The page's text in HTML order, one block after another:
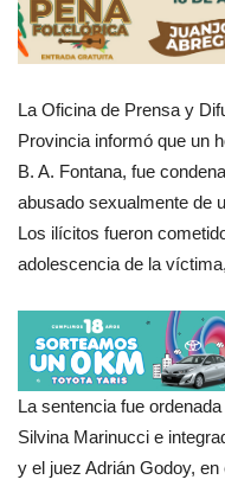
La Oficina de Prensa y
Provincia informó que un
B. A. Fontana, fue
abusado sexualmente de
Los ilícitos fueron
adolescencia de la
La sentencia fue
Silvina Marinucci e
y el juez Adrián Godoy,